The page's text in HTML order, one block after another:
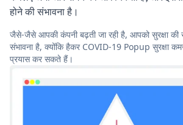
होने की संभावना है।
जैसे-जैसे आपकी कंपनी बढ़ती जा रही है, आपको सुरक्षा
संभावना है, क्योंकि हैकर COVID-19 Popup सुरक्षा
प्रयास कर सकते हैं।